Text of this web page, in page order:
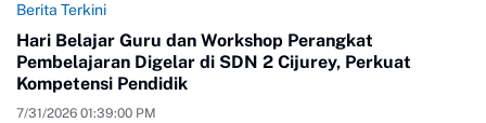
Berita Terkini
Hari Belajar Guru dan Workshop Perangkat
Pembelajaran Digelar di SDN 2 Cijurey, Perkuat
Kompetensi Pendidik
7/31/2026 01:39:00 PM